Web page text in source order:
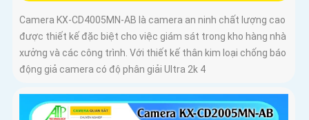
Camera KX-CD4005MN-AB là camera an ninh chất lượng cao
được thiết kế đặc biệt cho việc giám sát trong kho hàng nhà
xưởng và các công trình. Với thiết kế thân kim loại chống báo
động giả camera có độ phân giải Ultra 2k 4